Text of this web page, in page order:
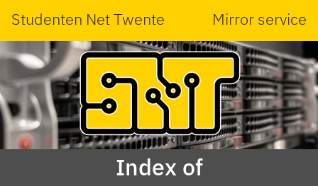
Studenten Net Twente Mirror service
Index of